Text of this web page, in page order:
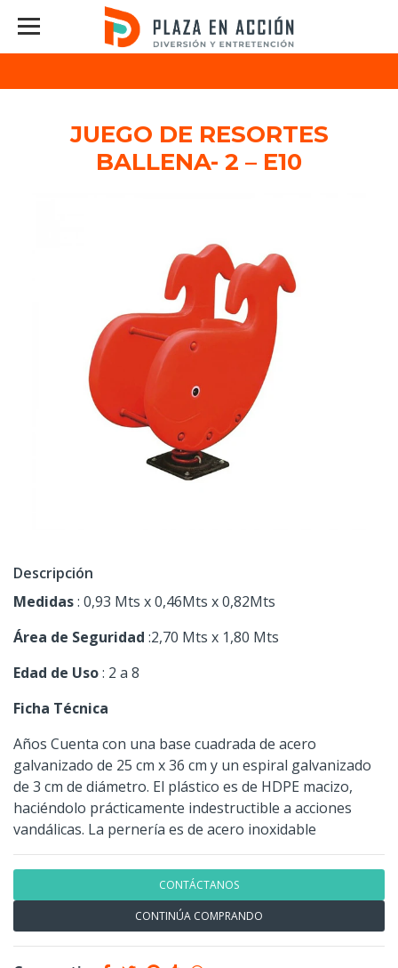
JUEGO DE RESORTES
BALLENA- 2 – E10
Descripción
Medidas: 0,93 Mts x 0,46Mts x 0,82Mts
Área de Seguridad :2,70 Mts x 1,80 Mts
Edad de Uso: 2 a 8
Ficha Técnica
Años Cuenta con una base cuadrada de acero
galvanizado de 25 cm x 36 cm y un espiral galvanizado
de 3 cm de diámetro. El plástico es de HDPE macizo,
haciéndolo prácticamente indestructible a acciones
vandálicas. La pernería es de acero inoxidable
CONTÁCTANOS
CONTINÚA COMPRANDO